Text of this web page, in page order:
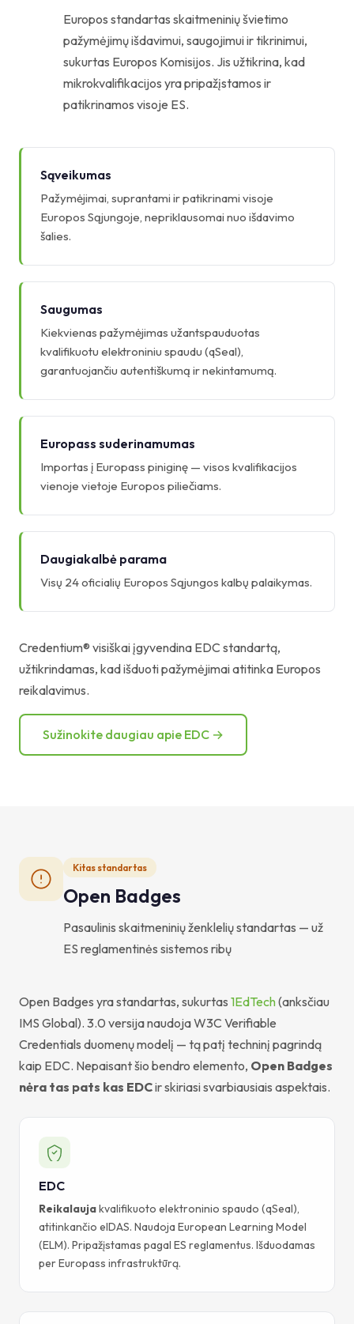
Europos standartas skaitmeninių švietimo
pažymėjimų išdavimui, saugojimui ir tikrinimui,
sukurtas Europos Komisijos. Jis užtikrina, kad
mikrokvalifikacijos yra pripažįstamos ir
patikrinamos visoje ES.
Sąveikumas
Pažymėjimai, suprantami ir patikrinami visoje
Europos Sąjungoje, nepriklausomai nuo išdavimo
šalies.
Saugumas
Kiekvienas pažymėjimas užantspauduotas
kvalifikuotu elektroniniu spaudu (qSeal),
garantuojančiu autentiškumą ir nekintamumą.
Europass suderinamumas
Importas į Europass piniginę — visos kvalifikacijos
vienoje vietoje Europos piliečiams.
Daugiakalbė parama
Visų 24 oficialių Europos Sąjungos kalbų palaikymas.
Credentium® visiškai įgyvendina EDC standartą,
užtikrindamas, kad išduoti pažymėjimai atitinka Europos
reikalavimus.
Sužinokite daugiau apie EDC →
Kitas standartas
Open Badges
Pasaulinis skaitmeninių ženklelių standartas — už
ES reglamentinės sistemos ribų
Open Badges yra standartas, sukurtas 1EdTech(anksčiau
IMS Global). 3.0 versija naudoja W3C Verifiable
Credentials duomenų modelį — tą patį techninį pagrindą
kaip EDC. Nepaisant šio bendro elemento, Open Badges
nėra tas pats kas EDCir skiriasi svarbiausiais aspektais.
EDC
Reikalaujakvalifikuoto elektroninio spaudo (qSeal),
atitinkančio eIDAS. Naudoja European Learning Model
(ELM). Pripažįstamas pagal ES reglamentus. Išduodamas
per Europass infrastruktūrą.